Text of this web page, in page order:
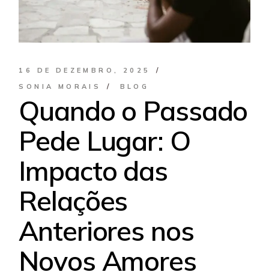
16 DE DEZEMBRO, 2025
SONIA MORAIS
BLOG
Quando o Passado
Pede Lugar: O
Impacto das
Relações
Anteriores nos
Novos Amores